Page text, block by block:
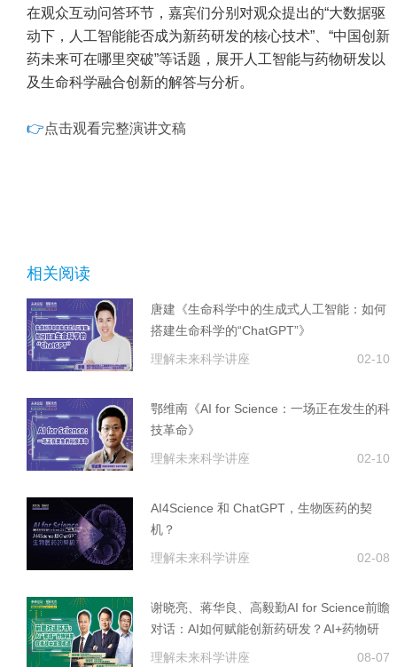
在观众互动问答环节，嘉宾们分别对观众提出的“大数据驱
动下，人工智能能否成为新药研发的核心技术”、“中国创新
药未来可在哪里突破”等话题，展开人工智能与药物研发以
及生命科学融合创新的解答与分析。
👉点击观看完整演讲文稿
相关阅读
唐建《生命科学中的生成式人工智能：如何
搭建生命科学的“ChatGPT”》
理解未来科学讲座
02-10
鄂维南《AI for Science：一场正在发生的科
技革命》
理解未来科学讲座
02-10
AI4Science 和 ChatGPT，生物医药的契
机？
理解未来科学讲座
02-08
谢晓亮、蒋华良、高毅勤AI for Science前瞻
对话：AI如何赋能创新药研发？AI+药物研
发面临的机遇与挑战
理解未来科学讲座 08-07